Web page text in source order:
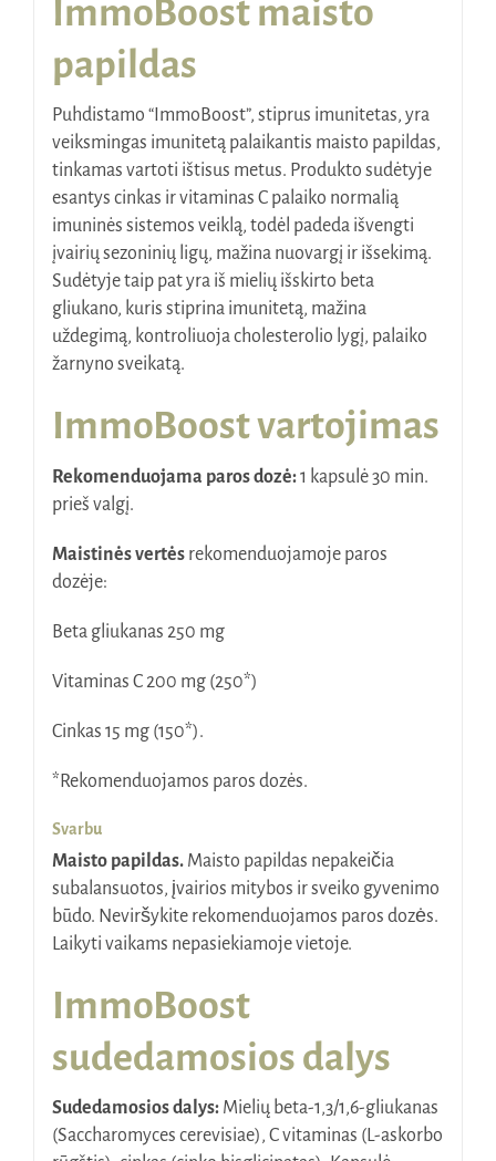
ImmoBoost maisto
papildas
Puhdistamo “ImmoBoost”, stiprus imunitetas, yra
veiksmingas imunitetą palaikantis maisto papildas,
tinkamas vartoti ištisus metus. Produkto sudėtyje
esantys cinkas ir vitaminas C palaiko normalią
imuninės sistemos veiklą, todėl padeda išvengti
įvairių sezoninių ligų, mažina nuovargį ir išsekimą.
Sudėtyje taip pat yra iš mielių išskirto beta
gliukano, kuris stiprina imunitetą, mažina
uždegimą, kontroliuoja cholesterolio lygį, palaiko
žarnyno sveikatą.
ImmoBoost vartojimas
Rekomenduojama paros dozė:1 kapsulė 30 min.
prieš valgį.
Maistinės vertėsrekomenduojamoje paros
dozėje:
Beta gliukanas 250 mg
Vitaminas C 200 mg (250*)
Cinkas 15 mg (150*).
*Rekomenduojamos paros dozės.
Svarbu
Maisto papildas.Maisto papildas nepakeičia
subalansuotos, įvairios mitybos ir sveiko gyvenimo
būdo. Neviršykite rekomenduojamos paros dozės.
Laikyti vaikams nepasiekiamoje vietoje.
ImmoBoost
sudedamosios dalys
Sudedamosios dalys: Mielių beta-1,3/1,6-gliukanas
(Saccharomyces cerevisiae), C vitaminas (L-askorbo